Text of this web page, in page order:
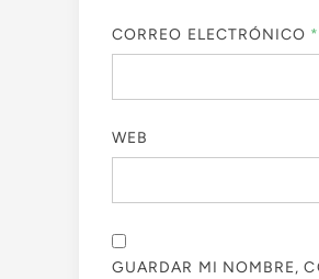
CORREO ELECTRÓNICO *
WEB
GUARDAR MI NOMBRE,